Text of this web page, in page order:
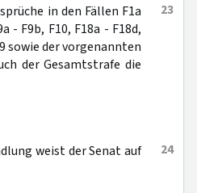
23
in den Fällen F1a
- F9b, F10, F18a - F18d,
sowie der vorgenannten
der Gesamtstrafe die
24
weist der Senat auf